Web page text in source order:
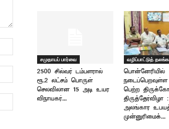
சமுதாயப் பார்வை
2500 சில்வர் டம்பளரால்
ரூ.2 லட்சம் பொருள்
செலவிலான 15 அடி உயர
விநாயகர்...
வழிப்பாட்டுத்
பொன்னேரியில்
நடைப்பெறவுள்ள
பெற்ற
திருத்தேர்விழா
அலங்கார
முன்னுரிமைக்...